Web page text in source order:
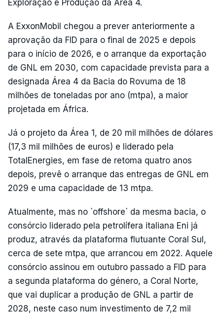
Exploração e Produção da Área 4.
A ExxonMobil chegou a prever anteriormente a
aprovação da FID para o final de 2025 e depois
para o início de 2026, e o arranque da exportação
de GNL em 2030, com capacidade prevista para a
designada Área 4 da Bacia do Rovuma de 18
milhões de toneladas por ano (mtpa), a maior
projetada em África.
Já o projeto da Área 1, de 20 mil milhões de dólares
(17,3 mil milhões de euros) e liderado pela
TotalEnergies, em fase de retoma quatro anos
depois, prevê o arranque das entregas de GNL em
2029 e uma capacidade de 13 mtpa.
Atualmente, mas no `offshore` da mesma bacia, o
consórcio liderado pela petrolífera italiana Eni já
produz, através da plataforma flutuante Coral Sul,
cerca de sete mtpa, que arrancou em 2022. Aquele
consórcio assinou em outubro passado a FID para
a segunda plataforma do género, a Coral Norte,
que vai duplicar a produção de GNL a partir de
2028, neste caso num investimento de 7,2 mil